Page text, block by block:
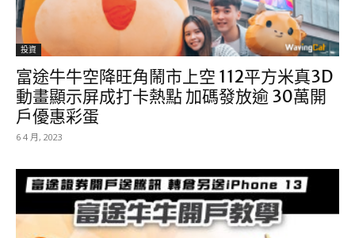
投資
富途牛牛空降旺角鬧市上空 112平方米真3D
動畫顯示屏成打卡熱點 加碼發放逾 30萬開
戶優惠彩蛋
6 4 月, 2023